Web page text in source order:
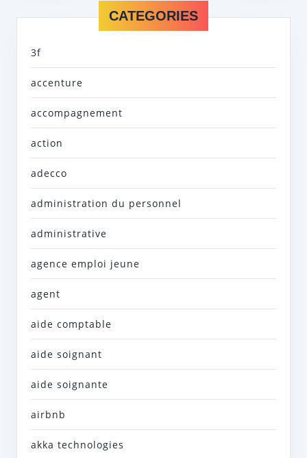
CATEGORIES
3f
accenture
accompagnement
action
adecco
administration du personnel
administrative
agence emploi jeune
agent
aide comptable
aide soignant
aide soignante
airbnb
akka technologies